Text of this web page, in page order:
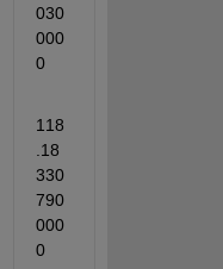
030
000
0
118
.18
330
790
000
0